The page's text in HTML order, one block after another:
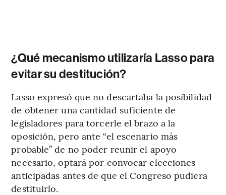
¿Qué mecanismo utilizaría Lasso para
evitar su destitución?
Lasso expresó que no descartaba la posibilidad
de obtener una cantidad suficiente de
legisladores para torcerle el brazo a la
oposición, pero ante “el escenario más
probable” de no poder reunir el apoyo
necesario, optará por convocar elecciones
anticipadas antes de que el Congreso pudiera
destituirlo.